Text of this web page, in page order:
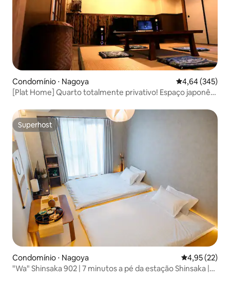
Condomínio ⋅ Nagoya 4,64 de uma
4,64 (345)
[Plat Home] Quarto totalmente privativo! Espaço japonês
Osone.
Superhost
Superhost
Condomínio ⋅ Nagoya 4,95 de uma
4,95 (22)
"Wa" Shinsaka 902 | 7 minutos a pé da estação Shinsaka |